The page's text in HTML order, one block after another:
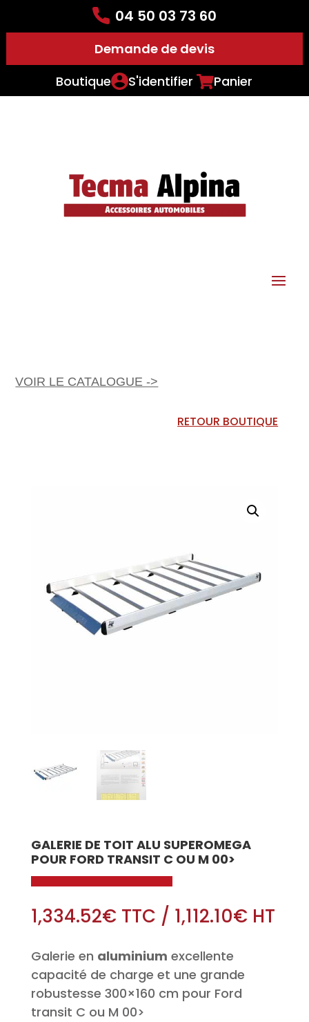
04 50 03 73 60
Demande de devis
Boutique
S'identifier Panier
VOIR LE CATALOGUE ->
RETOUR BOUTIQUE
GALERIE DE TOIT ALU SUPEROMEGA
POUR FORD TRANSIT C OU M 00>
1,334.52€TTC / 1,112.10€HT
Galerie en aluminium excellente
capacité de charge et une grande
robustesse 300×160 cm pour Ford
transit C ou M 00>